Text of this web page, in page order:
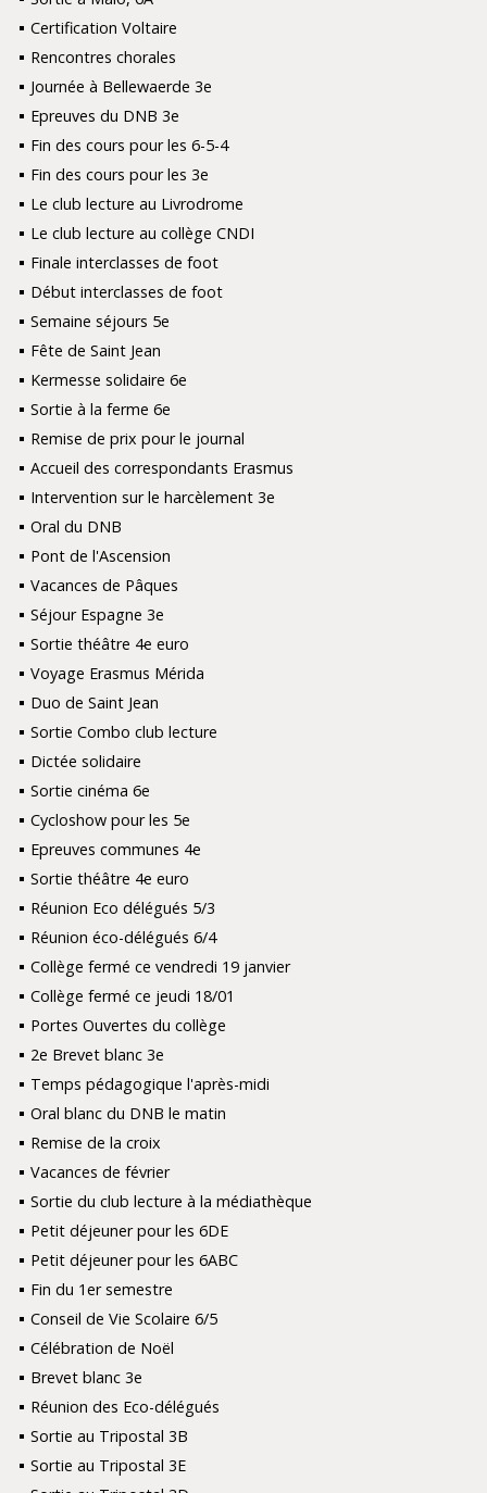
Certification Voltaire
Rencontres chorales
Journée à Bellewaerde 3e
Epreuves du DNB 3e
Fin des cours pour les 6-5-4
Fin des cours pour les 3e
Le club lecture au Livrodrome
Le club lecture au collège CNDI
Finale interclasses de foot
Début interclasses de foot
Semaine séjours 5e
Fête de Saint Jean
Kermesse solidaire 6e
Sortie à la ferme 6e
Remise de prix pour le journal
Accueil des correspondants Erasmus
Intervention sur le harcèlement 3e
Oral du DNB
Pont de l'Ascension
Vacances de Pâques
Séjour Espagne 3e
Sortie théâtre 4e euro
Voyage Erasmus Mérida
Duo de Saint Jean
Sortie Combo club lecture
Dictée solidaire
Sortie cinéma 6e
Cycloshow pour les 5e
Epreuves communes 4e
Sortie théâtre 4e euro
Réunion Eco délégués 5/3
Réunion éco-délégués 6/4
Collège fermé ce vendredi 19 janvier
Collège fermé ce jeudi 18/01
Portes Ouvertes du collège
2e Brevet blanc 3e
Temps pédagogique l'après-midi
Oral blanc du DNB le matin
Remise de la croix
Vacances de février
Sortie du club lecture à la médiathèque
Petit déjeuner pour les 6DE
Petit déjeuner pour les 6ABC
Fin du 1er semestre
Conseil de Vie Scolaire 6/5
Célébration de Noël
Brevet blanc 3e
Réunion des Eco-délégués
Sortie au Tripostal 3B
Sortie au Tripostal 3E